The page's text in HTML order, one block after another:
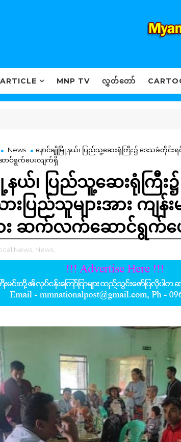
ARTICLE MNP TV လွှတ်တော်
News
နောင်ချိုမြို့နယ်၊ ပြည်သူ့ဆေးရုံကြီး၌ ဒေသခံတိုင်းရ
ာင်ရွက်ပေးလျက်ရှိ
နယ်၊ ပြည်သူ့ဆေးရုံကြီး
းပြည်သူများအား ကျန်
ား ဆက်လက်ဆောင်ရွက်ပ
News, News,